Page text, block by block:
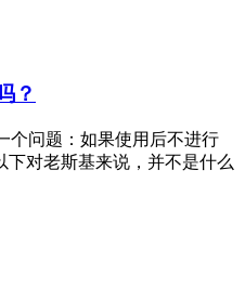
？
个问题：如果使用后不进行
下对老斯基来说，并不是什么